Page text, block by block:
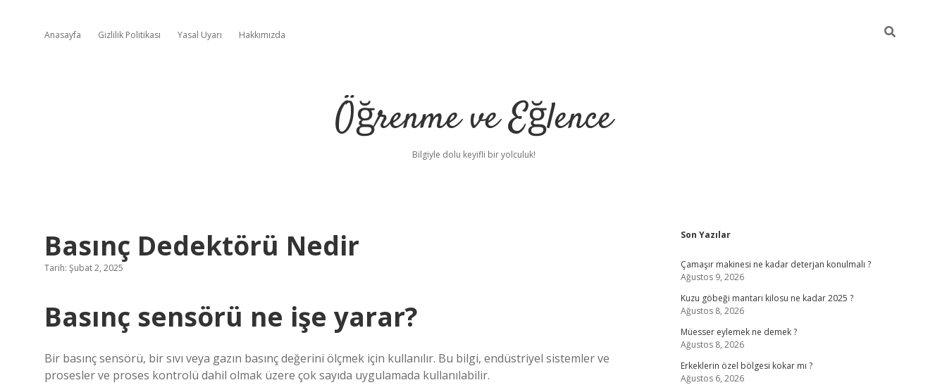
Anasayfa Gizlilik Politikası Yasal Uyarı Hakkımızda
Öğrenme ve Eğlence
Bilgiyle dolu keyifli bir yolculuk!
Basınç Dedektörü Nedir
Tarih: Şubat 2, 2025
Basınç sensörü ne işe yarar?
Bir basınç sensörü, bir sıvı veya gazın basınç değerini ölçmek için kullanılır. Bu bilgi, endüstriyel sistemler ve
prosesler ve proses kontrolü dahil olmak üzere çok sayıda uygulamada kullanılabilir.
Sidebar
Son Yazılar
Çamaşır makinesi ne kadar deterjan konulmalı ?
Ağustos 9, 2026
Kuzu göbeği mantarı kilosu ne kadar 2025 ?
Ağustos 8, 2026
Müesser eylemek ne demek ?
Ağustos 8, 2026
Erkeklerin özel bölgesi kokar mı ?
Ağustos 6, 2026